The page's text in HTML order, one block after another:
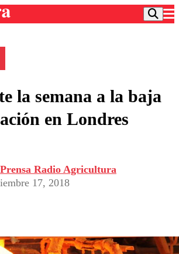
TV
Deportes
Católica
Practico
Social
en medios
la semana a la baja
en Londres
Prensa Radio Agricultura
17, 2018